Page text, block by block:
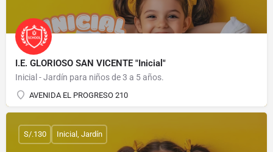
I.E. GLORIOSO SAN VICENTE "Inicial"
Inicial - Jardín para niños de 3 a 5 años.
AVENIDA EL PROGRESO 210
S/.130 Inicial, Jardín